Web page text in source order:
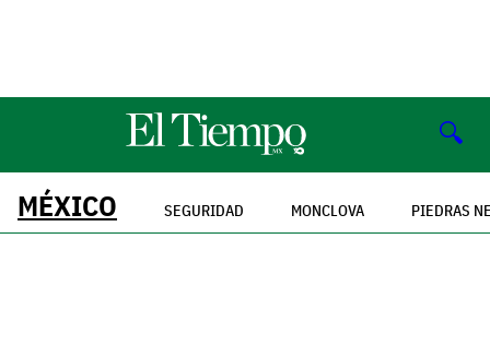
🔍
MÉXICO SEGURIDAD MONCLOVA PIEDRAS